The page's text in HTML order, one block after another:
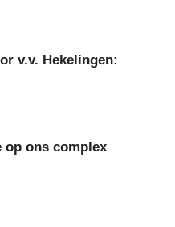
v.v. Hekelingen:
op ons complex